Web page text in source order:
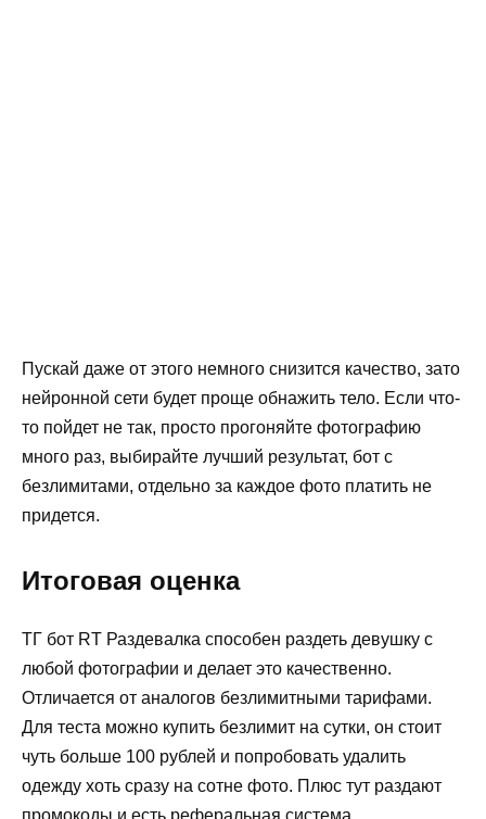
Пускай даже от этого немного снизится качество, зато
нейронной сети будет проще обнажить тело. Если что-
то пойдет не так, просто прогоняйте фотографию
много раз, выбирайте лучший результат, бот с
безлимитами, отдельно за каждое фото платить не
придется.
Итоговая оценка
ТГ бот RT Раздевалка способен раздеть девушку с
любой фотографии и делает это качественно.
Отличается от аналогов безлимитными тарифами.
Для теста можно купить безлимит на сутки, он стоит
чуть больше 100 рублей и попробовать удалить
одежду хоть сразу на сотне фото. Плюс тут раздают